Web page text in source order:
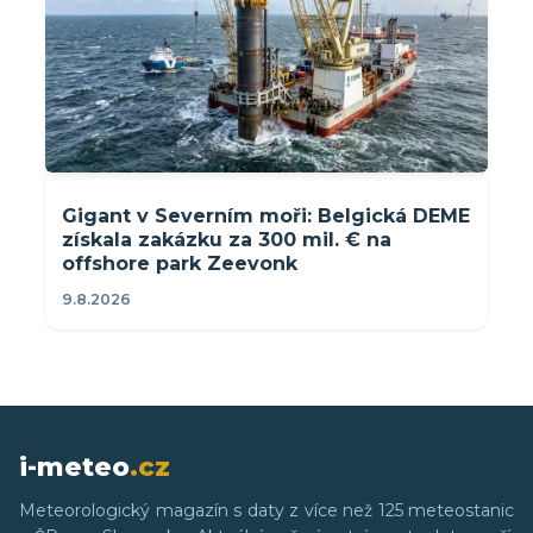
Gigant v Severním moři: Belgická DEME
získala zakázku za 300 mil. € na
offshore park Zeevonk
9.8.2026
i-meteo.cz
Meteorologický magazín s daty z více než 125 meteostanic